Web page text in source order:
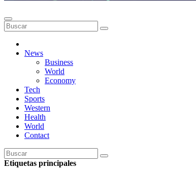
News
Business
World
Economy
Tech
Sports
Western
Health
World
Contact
Etiquetas principales